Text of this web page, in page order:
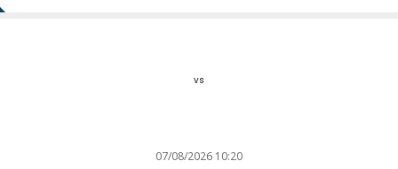
vs
07/08/2026 10:20